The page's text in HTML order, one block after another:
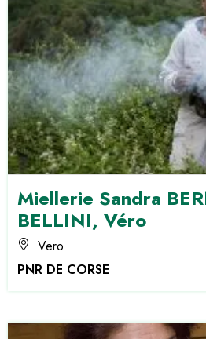
Miellerie Sandra
BELLINI, Véro
Vero
PNR DE CORSE